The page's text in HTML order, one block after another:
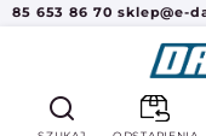
85 653 86 70 sklep@e-